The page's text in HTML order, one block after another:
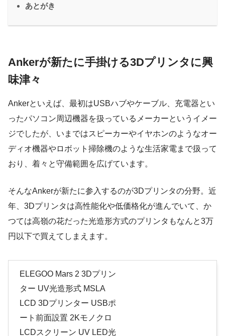
あとがき
Ankerが新たに手掛ける3Dプリンタに興
味津々
Ankerといえば、最初はUSBハブやケーブル、充電器とい
ったパソコン周辺機器を扱っているメーカーというイメー
ジでしたが、いまではスピーカーやイヤホンのようなオー
ディオ機器やロボット掃除機のような生活家電まで扱って
おり、着々と守備範囲を広げています。
そんなAnkerが新たに参入するのが3Dプリンタの分野。近
年、3Dプリンタは高性能化や低価格化が進んでいて、か
つては高嶺の花だった光造形方式のプリンタもなんと3万
円以下で買えてしまえます。
ELEGOO Mars 2 3Dプリン
ター UV光造形式 MSLA
LCD 3Dプリンター USBポ
ート前面設置 2Kモノクロ
LCDスクリーン UV LED光